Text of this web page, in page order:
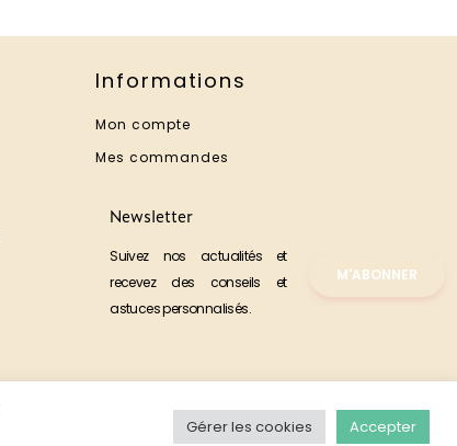
Informations
Mon compte
Mes commandes
Newsletter
Suivez nos actualités et
recevez des conseils et
astuces personnalisés.
M'ABONNER
Gérer les cookiesGérer les cookies Accepter